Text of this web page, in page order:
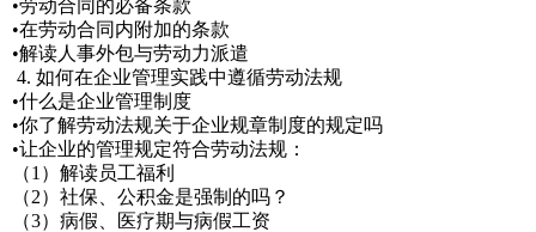
•劳动合同的必备条款
•在劳动合同内附加的条款
•解读人事外包与劳动力派遣
4. 如何在企业管理实践中遵循劳动法规
•什么是企业管理制度
•你了解劳动法规关于企业规章制度的规定吗
•让企业的管理规定符合劳动法规：
（1）解读员工福利
（2）社保、公积金是强制的吗？
（3）病假、医疗期与病假工资